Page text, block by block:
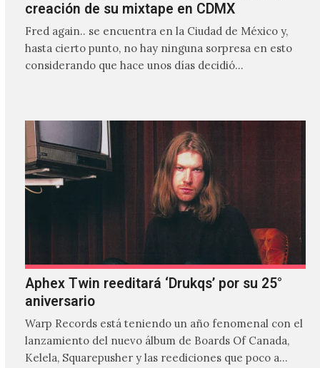
creación de su mixtape en CDMX
Fred again.. se encuentra en la Ciudad de México y,
hasta cierto punto, no hay ninguna sorpresa en esto
considerando que hace unos días decidió…
Aphex Twin reeditará ‘Drukqs’ por su 25°
aniversario
Warp Records está teniendo un año fenomenal con el
lanzamiento del nuevo álbum de Boards Of Canada,
Kelela, Squarepusher y las reediciones que poco a…